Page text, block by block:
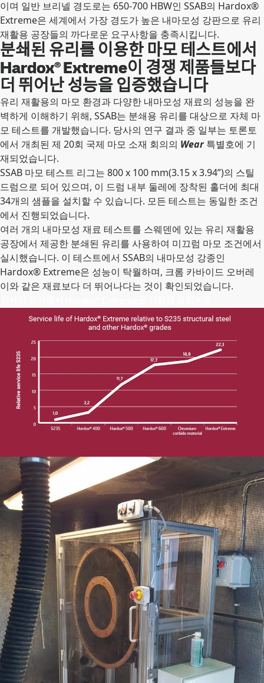
이며 일반 브리넬 경도로는 650-700 HBW인 SSAB의 Hardox®
Extreme은 세계에서 가장 경도가 높은 내마모성 강판으로 유리
재활용 공장들의 까다로운 요구사항을 충족시킵니다.
분쇄된 유리를 이용한 마모 테스트에서
Hardox® Extreme이 경쟁 제품들보다
더 뛰어난 성능을 입증했습니다
유리 재활용의 마모 환경과 다양한 내마모성 재료의 성능을 완
벽하게 이해하기 위해, SSAB는 분쇄용 유리를 대상으로 자체 마
모 테스트를 개발했습니다. 당사의 연구 결과 중 일부는 토론토
에서 개최된 제 20회 국제 마모 소재 회의의 Wear특별호에 기
재되었습니다.
SSAB 마모 테스트 리그는 800 x 100 mm(3.15 x 3.94”)의 스틸
드럼으로 되어 있으며, 이 드럼 내부 둘레에 장착된 홀더에 최대
34개의 샘플을 설치할 수 있습니다. 모든 테스트는 동일한 조건
에서 진행되었습니다.
여러 개의 내마모성 재료 테스트를 스웨덴에 있는 유리 재활용
공장에서 제공한 분쇄된 유리를 사용하여 미끄럼 마모 조건에서
실시했습니다. 이 테스트에서 SSAB의 내마모성 강종인
Hardox® Extreme은 성능이 탁월하며, 크롬 카바이드 오버레
이와 같은 재료보다 더 뛰어나다는 것이 확인되었습니다.